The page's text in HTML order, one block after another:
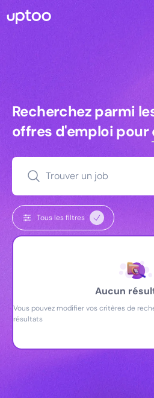
Recherchez parmi
Recherchez parmi
offres d'emploi pour
Trouver un job
Tous les filtres
Aucun
Vous pouvez modifier vos critères de
résultats